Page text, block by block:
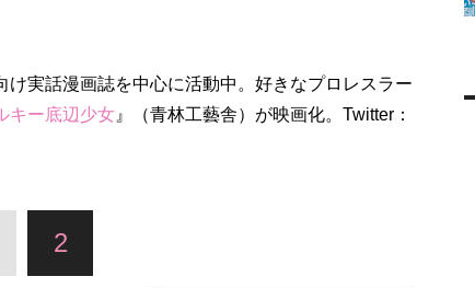
け実話漫画誌を中心に活動中。好きなプロレスラー
キー底辺少女 』（青林工藝舎）が映画化。Twitter：
2